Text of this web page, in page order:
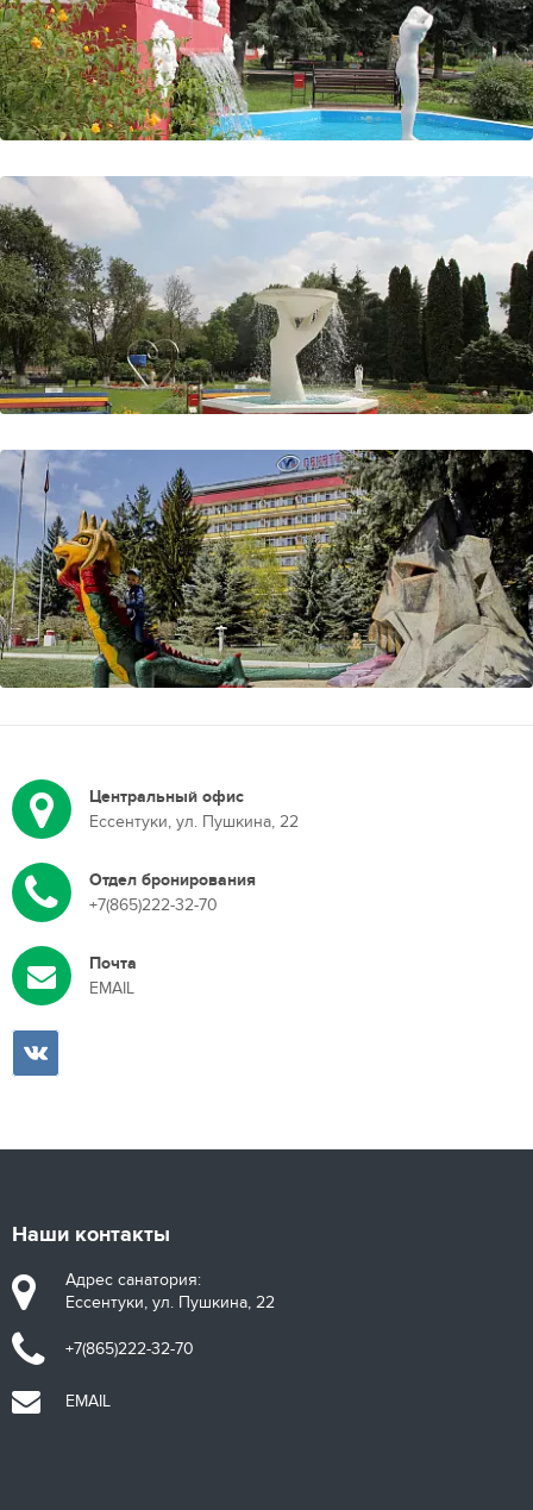
Центральный офис
Ессентуки, ул. Пушкина, 22
Отдел бронирования
+7(865)222-32-70
Почта
EMAIL
Наши контакты
Адрес санатория:
Ессентуки, ул. Пушкина, 22
+7(865)222-32-70
EMAIL